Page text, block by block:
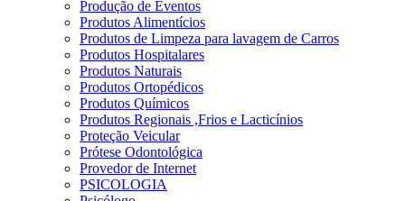
Produção de Eventos
Produtos Alimentícios
Produtos de Limpeza para lavagem de Carros
Produtos Hospitalares
Produtos Naturais
Produtos Ortopédicos
Produtos Químicos
Produtos Regionais ,Frios e Lacticínios
Proteção Veicular
Prótese Odontológica
Provedor de Internet
PSICOLOGIA